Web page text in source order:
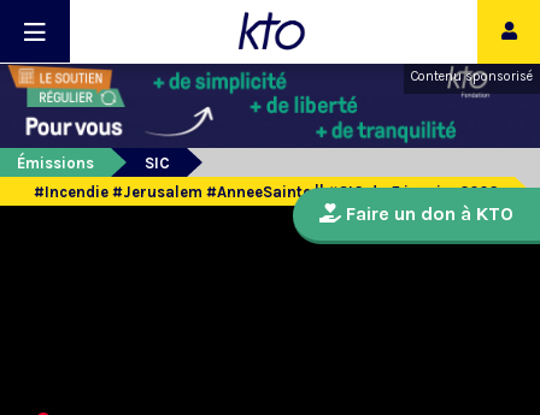
Contenu sponsorisé
Émissions
SIC
#Incendie #Jerusalem #AnneeSainte || #SIC du 5 janvier 2026
Faire un don à KTO